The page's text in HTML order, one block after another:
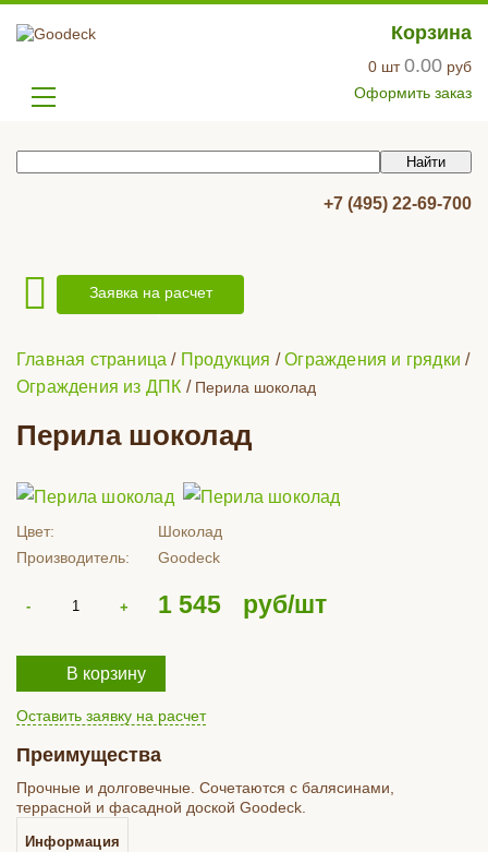
Корзина
0 шт0.00 руб
Оформить заказ
+7 (495) 22-69-700
Заявка на расчет
Главная страница / Продукция /Ограждения и грядки /
Ограждения из ДПК / Перила шоколад
Перила шоколад
Цвет:
Шоколад
Производитель:
Goodeck
1 545 руб/шт
В корзину
Оставить заявку на расчет
Преимущества
Прочные и долговечные. Сочетаются с балясинами,
террасной и фасадной доской Goodeck.
Информация